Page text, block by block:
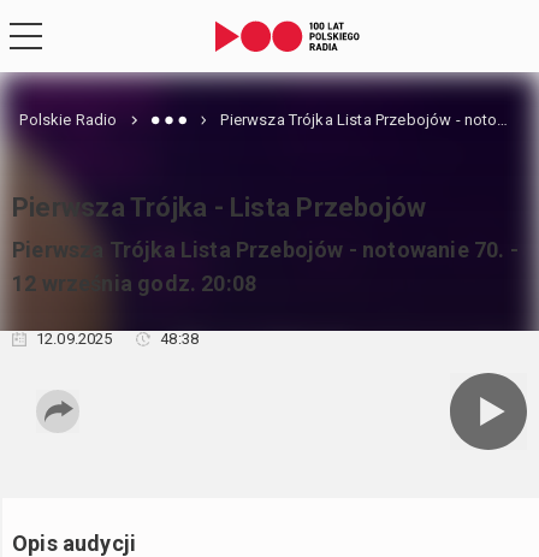
Polskie Radio Pierwsza Trójka Lista Przebojów - notowanie 70. - 12 września godz. 20:08
Pierwsza Trójka - Lista Przebojów
Pierwsza Trójka Lista Przebojów - notowanie 70. -
12 września godz. 20:08
12.09.2025 48:38
Opis audycji